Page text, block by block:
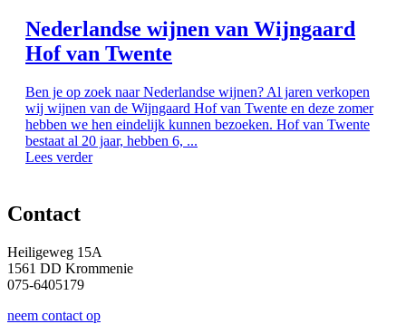
Nederlandse wijnen van Wijngaard
Hof van Twente
Ben je op zoek naar Nederlandse wijnen? Al jaren verkopen
wij wijnen van de Wijngaard Hof van Twente en deze zomer
hebben we hen eindelijk kunnen bezoeken. Hof van Twente
bestaat al 20 jaar, hebben 6, ...
Lees verder
Contact
Heiligeweg 15A
1561 DD Krommenie
075-6405179
neem contact op